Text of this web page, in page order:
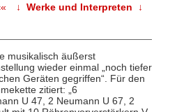
↓ Werke und Interpreten ↓
musikalisch äußerst
wieder einmal „noch tiefer
Geräten gegriffen“. Für den
zitiert: „6
U 47, 2 Neumann U 67, 2